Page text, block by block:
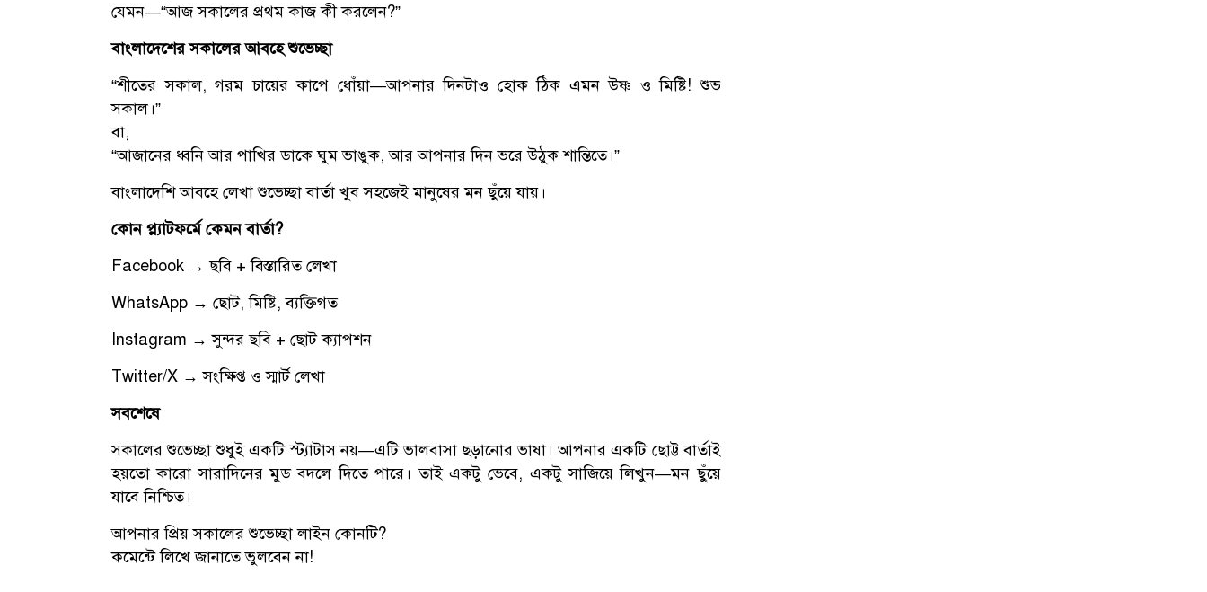
যেমন—“আজ সকালের প্রথম কাজ কী করলেন?”
বাংলাদেশের সকালের আবহে শুভেচ্ছা
“শীতের সকাল, গরম চায়ের কাপে ধোঁয়া—আপনার দিনটাও হোক ঠিক এমন উষ্ণ ও মিষ্টি! শুভ
সকাল।”
বা,
“আজানের ধ্বনি আর পাখির ডাকে ঘুম ভাঙুক, আর আপনার দিন ভরে উঠুক শান্তিতে।”
বাংলাদেশি আবহে লেখা শুভেচ্ছা বার্তা খুব সহজেই মানুষের মন ছুঁয়ে যায়।
কোন প্ল্যাটফর্মে কেমন বার্তা?
Facebook → ছবি + বিস্তারিত লেখা
WhatsApp → ছোট, মিষ্টি, ব্যক্তিগত
Instagram → সুন্দর ছবি + ছোট ক্যাপশন
Twitter/X → সংক্ষিপ্ত ও স্মার্ট লেখা
সবশেষে
সকালের শুভেচ্ছা শুধুই একটি স্ট্যাটাস নয়—এটি ভালবাসা ছড়ানোর ভাষা। আপনার একটি ছোট্ট বার্তাই
হয়তো কারো সারাদিনের মুড বদলে দিতে পারে। তাই একটু ভেবে, একটু সাজিয়ে লিখুন—মন ছুঁয়ে
যাবে নিশ্চিত।
আপনার প্রিয় সকালের শুভেচ্ছা লাইন কোনটি?
কমেন্টে লিখে জানাতে ভুলবেন না!